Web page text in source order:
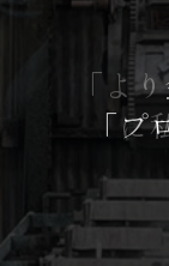
「卓
「
「よ
に
「